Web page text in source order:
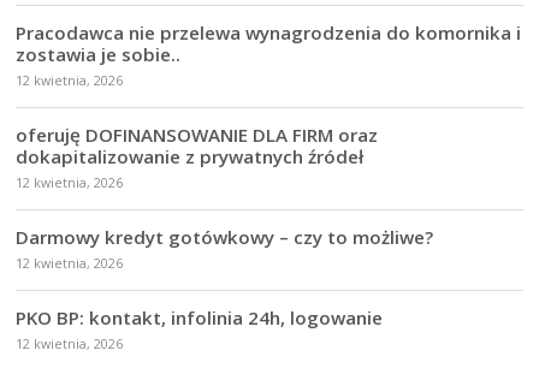
Pracodawca nie przelewa wynagrodzenia do komornika i
zostawia je sobie..
12 kwietnia, 2026
oferuję DOFINANSOWANIE DLA FIRM oraz
dokapitalizowanie z prywatnych źródeł
12 kwietnia, 2026
Darmowy kredyt gotówkowy – czy to możliwe?
12 kwietnia, 2026
PKO BP: kontakt, infolinia 24h, logowanie
12 kwietnia, 2026